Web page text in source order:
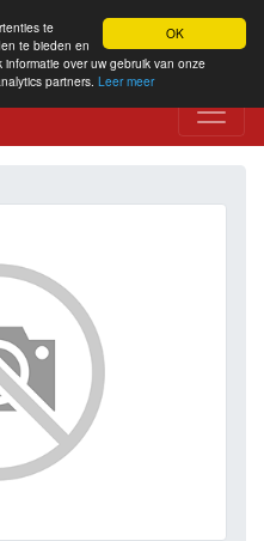
OK
te
te bieden en
over uw gebruik van onze
partners. Leer meer